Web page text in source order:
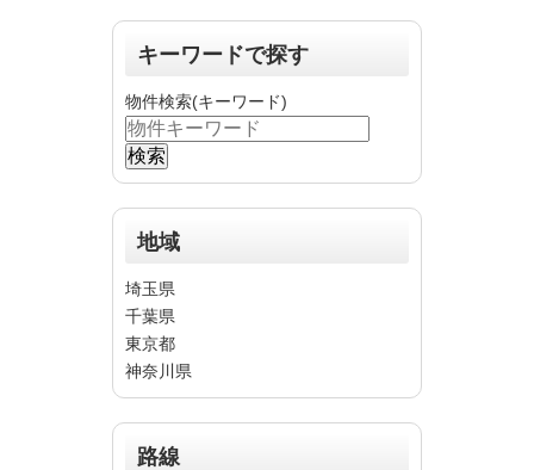
キーワードで探す
物件検索(キーワード)
地域
埼玉県
千葉県
東京都
神奈川県
路線